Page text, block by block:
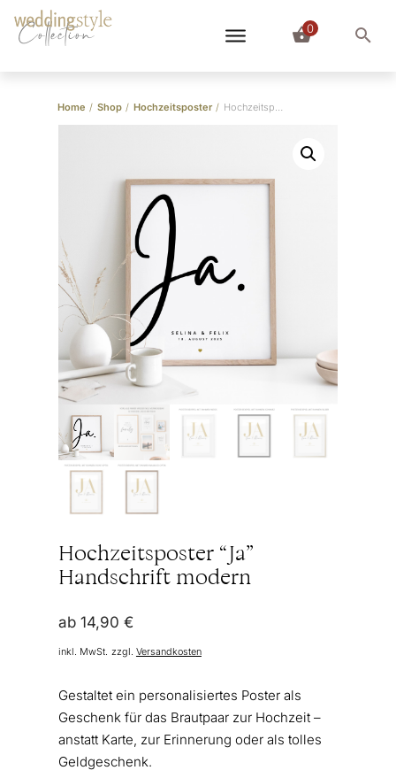
Collection 0
Home / Shop / Hochzeitsposter / Hochzeitsposter “Ja” Handschrift modern
Hochzeitsposter “Ja”
Handschrift modern
ab 14,90 €
inkl. MwSt. zzgl. Versandkosten
Gestaltet ein personalisiertes Poster als
Geschenk für das Brautpaar zur Hochzeit –
anstatt Karte, zur Erinnerung oder als tolles
Geldgeschenk.